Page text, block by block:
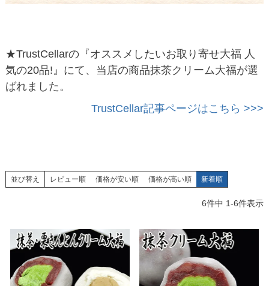
★TrustCellarの『オススメしたいお取り寄せ大福 人
気の20品!』にて、当店の商品抹茶クリーム大福が選
ばれました。
TrustCellar記事ページはこちら >>>
並び替え レビュー順 価格が安い順 価格が高い順 新着順
6件中 1-6件表示